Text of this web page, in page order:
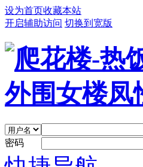
设为首页收藏本站
开启辅助访问 切换到宽版
密码